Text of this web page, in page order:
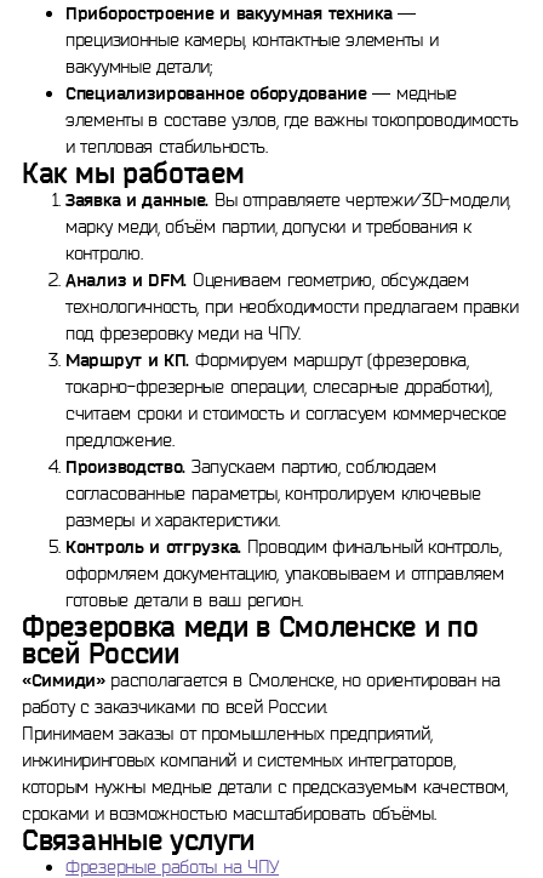
Приборостроение и вакуумная техника—
прецизионные камеры, контактные элементы и
вакуумные детали;
Специализированное оборудование— медные
элементы в составе узлов, где важны токопроводимость
и тепловая стабильность.
Как мы работаем
Заявка и данные. Вы отправляете чертежи/3D-модели,
марку меди, объём партии, допуски и требования к
контролю.
Анализ и DFM. Оцениваем геометрию, обсуждаем
технологичность, при необходимости предлагаем правки
под фрезеровку меди на ЧПУ.
Маршрут и КП. Формируем маршрут (фрезеровка,
токарно-фрезерные операции, слесарные доработки),
считаем сроки и стоимость и согласуем коммерческое
предложение.
Производство. Запускаем партию, соблюдаем
согласованные параметры, контролируем ключевые
размеры и характеристики.
Контроль и отгрузка. Проводим финальный контроль,
оформляем документацию, упаковываем и отправляем
готовые детали в ваш регион.
Фрезеровка меди в Смоленске и по
всей России
«Симиди»располагается в Смоленске, но ориентирован на
работу с заказчиками по всей России.
Принимаем заказы от промышленных предприятий,
инжиниринговых компаний и системных интеграторов,
которым нужны медные детали с предсказуемым качеством,
сроками и возможностью масштабировать объёмы.
Связанные услуги
Фрезерные работы на ЧПУ